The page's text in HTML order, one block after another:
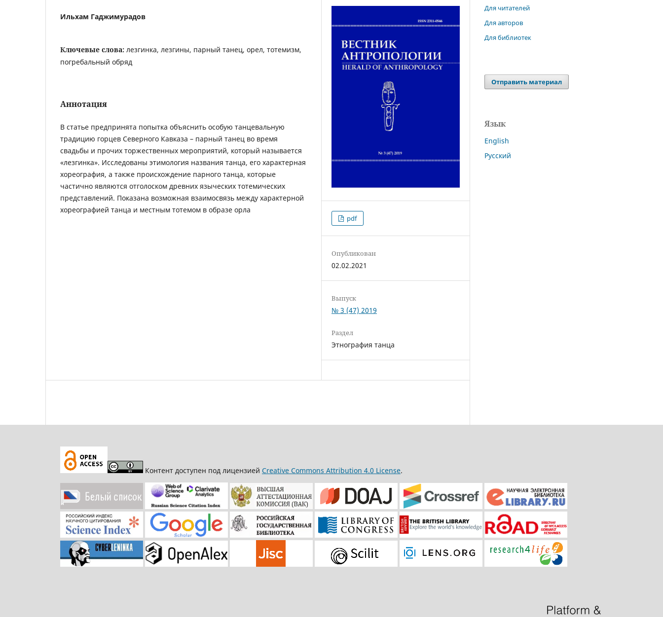
Ильхам Гаджимурадов
Ключевые слова: лезгинка, лезгины, парный танец, орел, тотемизм,
погребальный обряд
Аннотация
В статье предпринята попытка объяснить особую танцевальную
традицию горцев Северного Кавказа – парный танец во время
свадьбы и прочих торжественных мероприятий, который называется
«лезгинка». Исследованы этимология названия танца, его характерная
хореография, а также происхождение парного танца, которые
частично являются отголоском древних языческих тотемических
представлений. Показана возможная взаимосвязь между характерной
хореографией танца и местным тотемом в образе орла
pdf
Опубликован
02.02.2021
Выпуск
№ 3 (47) 2019
Раздел
Этнография танца
Для читателей
Для авторов
Для библиотек
Отправить материал
Язык
English
Русский
Контент доступен под лицензией Creative Commons Attribution 4.0 License.